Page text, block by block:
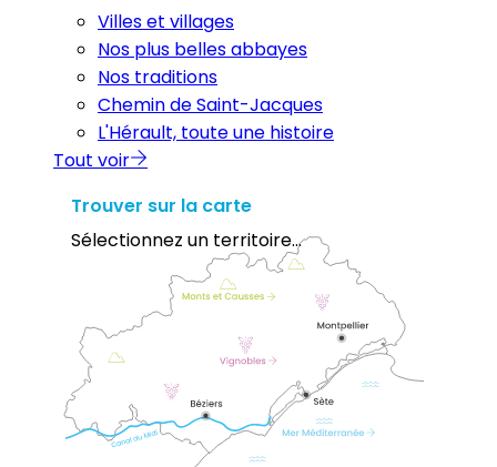
Villes et villages
Nos plus belles abbayes
Nos traditions
Chemin de Saint-Jacques
L'Hérault, toute une histoire
Tout voir
Trouver sur la carte
Sélectionnez un territoire...